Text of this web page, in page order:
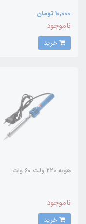
10,000 تومان
ناموجود
هویه 220 ولت 60 وات
ناموجود